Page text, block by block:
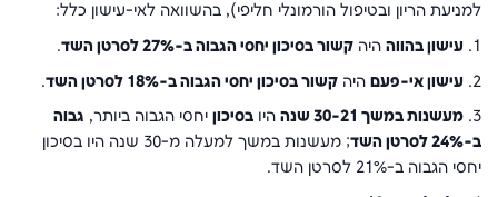
למניעת הריון ובטיפול הורמונלי חליפי), בהשוואה לאי-עישון כלל:
1.
עישון בהווה היה קשור בסיכון יחסי הגבוה ב-27% לסרטן השד
.
2.
עישון אי-פעם היה קשור בסיכון יחסי הגבוה ב-18% לסרטן השד
.
3. מעשנות במשך 30-21 שנה היו בסיכון יחסי הגבוה ביותר, גבוה
ב-24% לסרטן השד
; מעשנות במשך למעלה מ-30 שנה היו בסיכון
יחסי הגבוה ב-21% לסרטן השד.